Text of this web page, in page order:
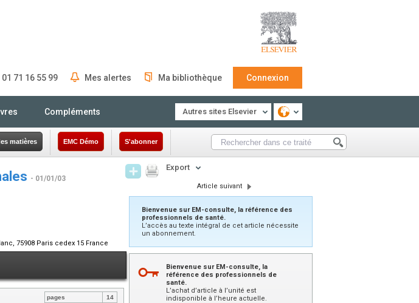
71 16 55 99 Mes alertes Ma bibliothèque Connexion
Compléments Autres sites Elsevier
matières EMC Démo S'abonner
- 01/01/03
75908 Paris cedex 15 France
pages
14
Export
Article suivant
Bienvenue sur EM-consulte, la référence des
professionnels de santé.
L’accès au texte intégral de cet article nécessite
un abonnement.
Bienvenue sur EM-consulte, la
référence des professionnels de
santé.
L’achat d’article à l’unité est
indisponible à l’heure actuelle.